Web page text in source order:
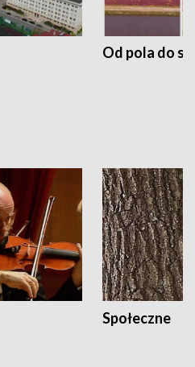
Od pola do
Społeczne